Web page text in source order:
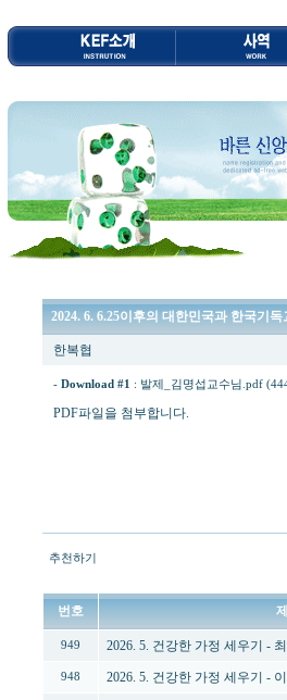
2024. 6. 6.25이후의 대한민국과 한국기
한복협
- Download #1 : 발제_김명섭교수님.pdf
PDF파일을 첨부합니다.
추천하기
번호
949 2026. 5. 건강한 가정 세우기 -
948 2026. 5. 건강한 가정 세우기 -